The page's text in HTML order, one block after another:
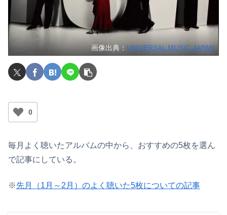
画像出典： UNIVERSAL MUSIC JAPAN
0
毎月よく聴いたアルバムの中から、おすすめの5枚を選ん
で記事にしている。
※先月（1月～2月）のよく聴いた5枚についての記事